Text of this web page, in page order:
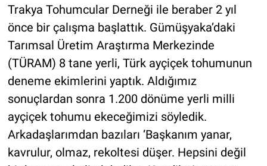
Trakya Tohumcular Derneği ile beraber 2 yıl
önce bir çalışma başlattık. Gümüşyaka’daki
Tarımsal Üretim Araştırma Merkezinde
(TÜRAM) 8 tane yerli, Türk ayçiçek tohumunun
deneme ekimlerini yaptık. Aldığımız
sonuçlardan sonra 1.200 dönüme yerli milli
ayçiçek tohumu ekeceğimizi söyledik.
Arkadaşlarımdan bazıları ‘Başkanım yanar,
kavrulur, olmaz, rekoltesi düşer. Hepsini değil